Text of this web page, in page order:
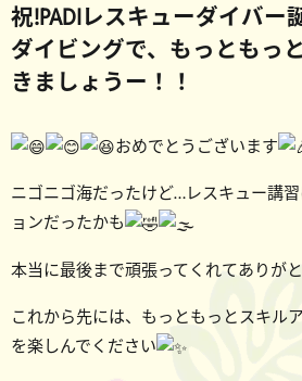
祝!PADIレスキューダイバー
ダイビングで、もっともっ
きましょうー！！
おめでとうございます
ニゴニゴ海だったけど…レスキュー講
ョンだったかも
本当に最後まで頑張ってくれてありが
これから先には、もっともっとスキル
を楽しんでください